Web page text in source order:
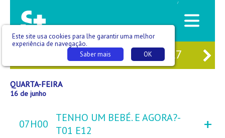
/
15 QUA 16 QUI 17 SEX
QUARTA-FEIRA
16 de junho
07H00
TENHO UM BEBÉ. E AGORA?-
T01 E12
+
Este site usa cookies para lhe garantir uma melhor
experiência de navegação.
OK
Saber mais